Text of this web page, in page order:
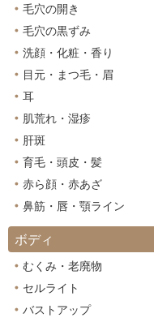
毛穴の開き
毛穴の黒ずみ
洗顔・化粧・香り
目元・まつ毛・眉
耳
肌荒れ・湿疹
肝斑
育毛・頭皮・髪
赤ら顔・赤あざ
鼻筋・唇・顎ライン
ボディ
むくみ・老廃物
セルライト
バストアップ